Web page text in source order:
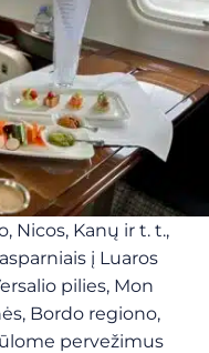
Nicos, Kanų ir t. t.,
į Luaros
pilies, Mon
Bordo regiono,
pervežimus